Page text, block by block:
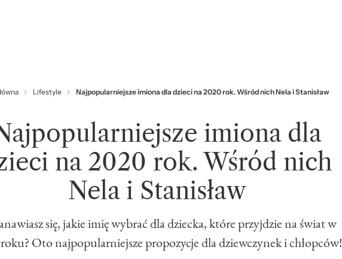
Lifestyle Najpopularniejsze imiona dla dzieci na 2020 rok. Wśród nich Nela i Stanisław
imiona dla
na 2020 rok. Wśród nich
Nela i Stanisław
się, jakie imię wybrać dla dziecka, które przyjdzie na świat w
Oto najpopularniejsze propozycje dla dziewczynek i chłopców!